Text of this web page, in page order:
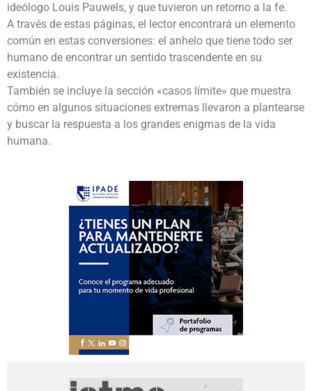
ideólogo Louis Pauwels, y que tuvieron un retorno a la fe.
A través de estas páginas, el lector encontrará un elemento
común en estas conversiones: el anhelo que tiene todo ser
humano de encontrar un sentido trascendente en su
existencia.
También se incluye la sección «casos límite» que muestra
cómo en algunos situaciones extremas llevaron a plantearse
y buscar la respuesta a los grandes enigmas de la vida
humana.